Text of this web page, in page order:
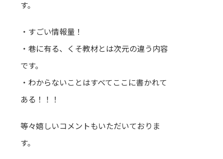
す。
・すごい情報量！
・巷に有る、くそ教材とは次元の違う内容
です。
・わからないことはすべてここに書かれて
ある！！！
等々嬉しいコメントもいただいておりま
す。